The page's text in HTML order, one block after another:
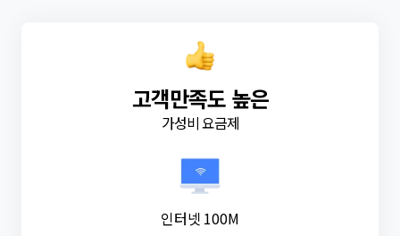
고객만족도 높은
가성비 요금제
인터넷 100M